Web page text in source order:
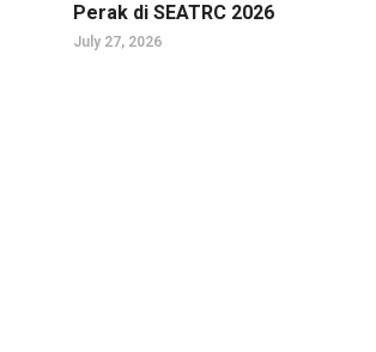
Perak di SEATRC 2026
July 27, 2026